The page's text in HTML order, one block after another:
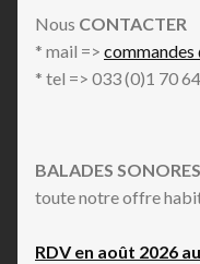
Nous CONTACTER
* mail => commandes
* tel => 033 (0)1 70
BALADES SONORES
toute notre offre
RDV en août 2026 au